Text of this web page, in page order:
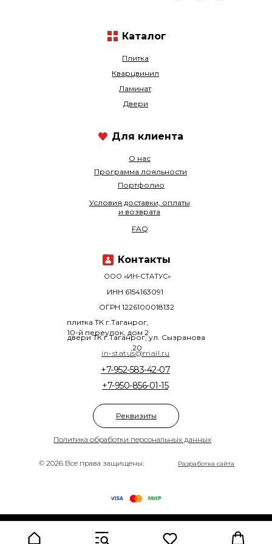
© 2026 Все права защищены.
Политика обработки персональных данных
Плитка
Кварцвинил
+7-950-856-01-15
+7-952-583-42-07
О нас
Ламинат
Программа лояльности
Двери
Портфолио
ООО «ИН-СТАТУС»
плитка ТК г.Таганрог,
10-й переулок, дом 2
двери ТК г.Таганрог, ул. Сызранова
,20
ОГРН 1226100018132
ИНН 6154163091
Разработка сайта
Условия доставки, оплаты
и возврата
FAQ
Каталог
in-status@mail.ru
Контакты
Для клиента
Реквизиты
Made on Tilda